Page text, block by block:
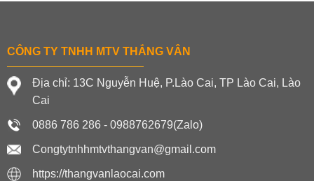
CÔNG TY TNHH MTV THẮNG VÂN
Địa chỉ: 13C Nguyễn Huệ, P.Lào Cai, TP Lào Cai, Lào
Cai
0886 786 286 - 0988762679(Zalo)
Congtytnhhmtvthangvan@gmail.com
https://thangvanlaocai.com